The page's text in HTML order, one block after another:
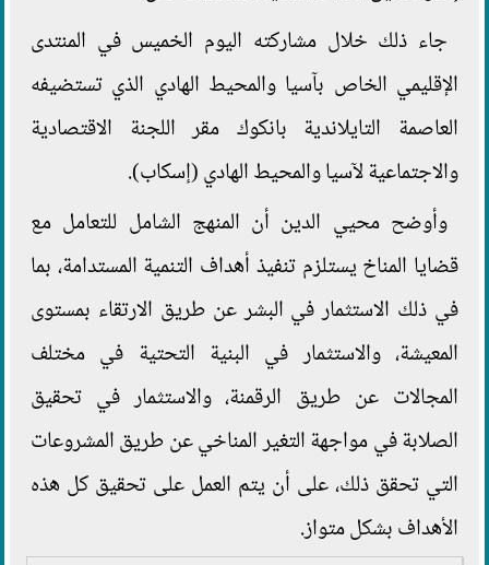
جاء ذلك خلال مشاركته اليوم الخميس في المنتدى
الإقليمي الخاص بآسيا والمحيط الهادي الذي تستضيفه
العاصمة التايلاندية بانكوك مقر اللجنة الاقتصادية
والاجتماعية لآسيا والمحيط الهادي (إسكاب).
وأوضح محيي الدين أن المنهج الشامل للتعامل مع
قضايا المناخ يستلزم تنفيذ أهداف التنمية المستدامة، بما
في ذلك الاستثمار في البشر عن طريق الارتقاء بمستوى
المعيشة، والاستثمار في البنية التحتية في مختلف
المجالات عن طريق الرقمنة، والاستثمار في تحقيق
الصلابة في مواجهة التغير المناخي عن طريق المشروعات
التي تحقق ذلك، على أن يتم العمل على تحقيق كل هذه
الأهداف بشكل متواز.